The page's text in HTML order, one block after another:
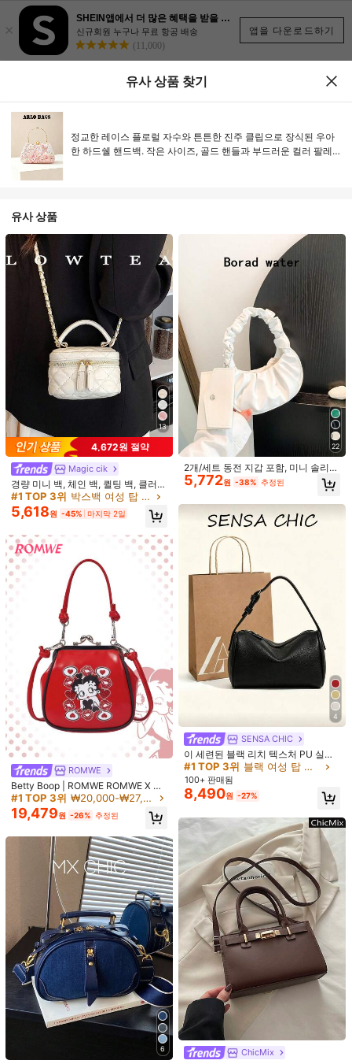
앱을 다운로드하기
×
SHEIN앱에서 더 많은 혜택을 받을 수 있어요.
신규회원 누구나 무료 항공 배송
(11,000)
정교한 레이스 플로럴 자수와 튼튼한 진주 클립
으로 장식된 우아한 하드쉘 핸드백. 작은 사이즈, 골
드 핸들과 부드러운 컬러 팔레트로 신부 들러리, 결
혼식 하객 또는 특별한 날에 섬세한 액세서리를 착용하
고 싶은 분들에게 완벽한 선택입니다.
5.00
반품 가능
안전한 결제 · 개인정보 보호
5.00
r***9 색: 핑크
بعكبعكخيغيغهفيه
도움이 됨(0)
제품 세부 정보
폴리에스터
구성:
100% 폴리에스터
세부 사항:
자수
더 보기
Arlo Bags
4.73 10K 팔로워
4.73
10K 팔로워
하루 전에지불됨
최근 95K개 판매됨 2.1K 재구매
유사 상품 찾기
정교한 레이스 플로럴 자수와 튼튼한 진주 클립으로 장식된 우아
한 하드쉘 핸드백. 작은 사이즈, 골드 핸들과 부드러운 컬러 팔레
유사 상품
13
4,672원 절약
Magic cik
경량 미니 백, 체인 백, 퀼팅 백, 클러
치, 버킷 백, 크로스바디 백, 걸, 대학
생, 중년 및 화이트칼라 직장인에게 적
합하며, 대학, 직장, 비즈니스, 통근, 야
합니다.
#1 TOP 3위 박스백 여성 탑 핸들 가방
5,618원 -45% 마지막 2일
ROMWE
Betty Boop | ROMWE ROMWE X BE
TTY 1개 레드 Y2K 베티 돌 레드 러브
립 프린트 골드 핸드백, 아메리칸 레트
로 90년대 베티 러브 립 프린트 스파
타일 미니 니치 디자인 액세서리 백
#1 TOP 3위 ₩20,000-₩27,000 여성 탑 핸들 백
19,479원 -26% 추정된
6
22
2개/세트 동전 지갑 포함, 미니 솔리드
컬러 플리츠 핸드백 & 반달 모양 솔리
드 컬러 클라우드 토트백 여성용
5,772원 -38% 추정된
4
SENSA CHIC
이 세련된 블랙 리치 텍스처 PU 실린
더 핸드백은 미니멀리스트 지퍼 언더
암 디자인과 조절 가능한 숄더 스트랩
이 특징입니다. 직장 여성, 전문직 여
성, 패션 애호가, 일상 의상 애호가에
일상 심부름, 여유로운 당일 여행에 완
벽합니다. 주말 쇼핑, 커피 데이트, 친
구 모임, 도시 산책에 이상적인 선택입
#1 TOP 3위 블랙 여성 탑 핸들 가방
100+ 판매됨
8,490원 -27%
ChicMix